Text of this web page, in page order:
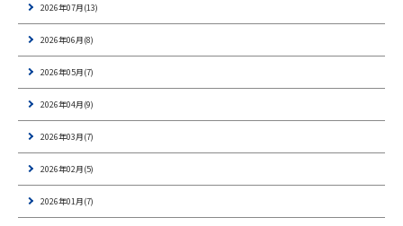
2026年07月(13)
2026年06月(8)
2026年05月(7)
2026年04月(9)
2026年03月(7)
2026年02月(5)
2026年01月(7)